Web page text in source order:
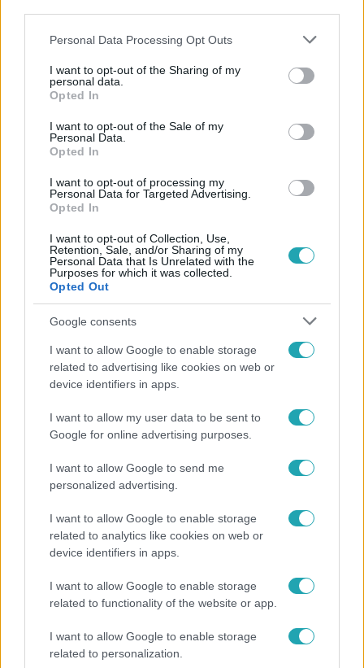
Please note that this website/app uses one or more Google
not limited to your visit or usage behaviour. You may click to
grant or deny consent to Google and its third-party tags to
use your data for below specified purposes in below Google
consent section.
Personal Data Processing Opt Outs
I want to opt-out of the Sharing of my
personal data.
Opted In
I want to opt-out of the Sale of my
Personal Data.
Opted In
I want to opt-out of processing my
Personal Data for Targeted Advertising.
Opted In
I want to opt-out of Collection, Use,
Retention, Sale, and/or Sharing of my
Personal Data that Is Unrelated with the
Purposes for which it was collected.
Opted Out
Google consents
I want to allow Google to enable storage
related to advertising like cookies on web or
device identifiers in apps.
I want to allow my user data to be sent to
Google for online advertising purposes.
I want to allow Google to send me
personalized advertising.
I want to allow Google to enable storage
related to analytics like cookies on web or
device identifiers in apps.
I want to allow Google to enable storage
related to functionality of the website or app.
I want to allow Google to enable storage
related to personalization.
Népszerű
"Nem beszélek már vele évek óta" - Édesapja
kitagadta Nagy Zsoltot